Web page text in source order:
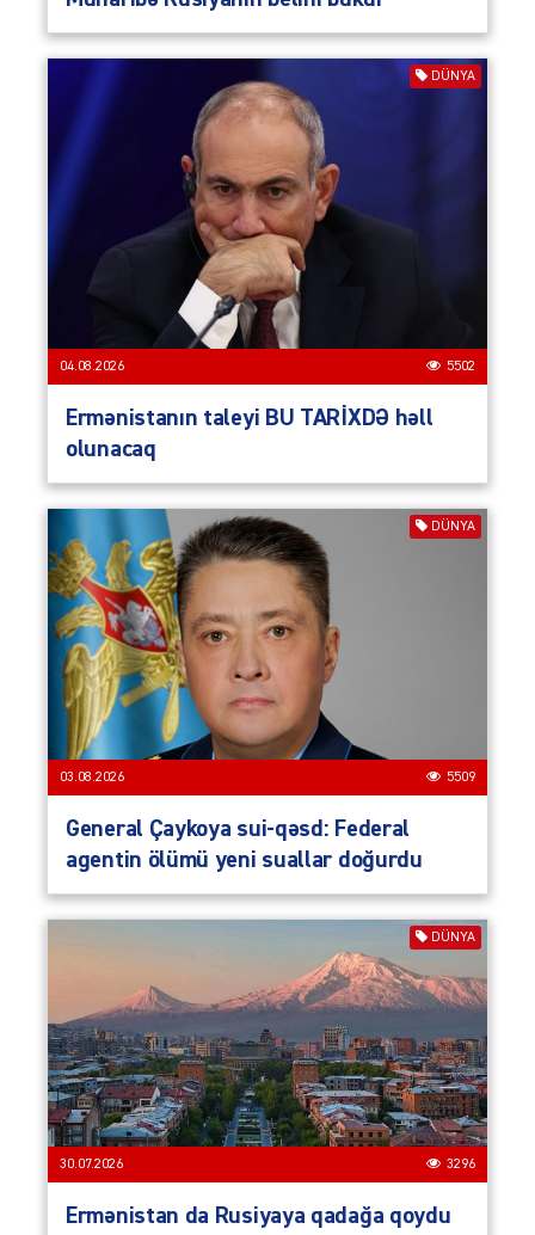
DÜNYA
04.08.2026 5502
Ermənistanın taleyi BU TARİXDƏ həll
olunacaq
DÜNYA
03.08.2026 5509
General Çaykoya sui-qəsd: Federal
agentin ölümü yeni suallar doğurdu
DÜNYA
30.07.2026 3296
Ermənistan da Rusiyaya qadağa qoydu